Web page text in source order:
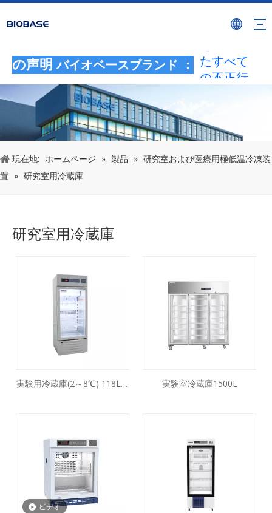
の声明バイオベースブランド ：
ブランド
たすべて
の不正行
とみなさ
れます。
BIOBASE
現在地: ホームページ » 製品 » 研究室および医療用極低温冷凍装
置 » 研究室用冷蔵庫
研究室用冷蔵庫
実験用冷蔵庫(2～8℃) 118L～
実験室冷蔵庫1500L
ビデオ